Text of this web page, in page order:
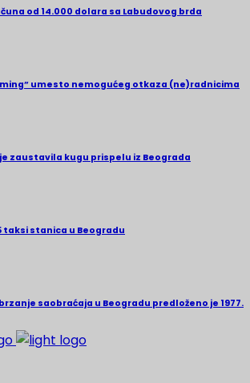
od 14.000 dolara sa Labudovog brda
umesto nemogućeg otkaza (ne)radnicima
zaustavila kugu prispelu iz Beograda
taksi stanica u Beogradu
saobraćaja u Beogradu predloženo je 1977.